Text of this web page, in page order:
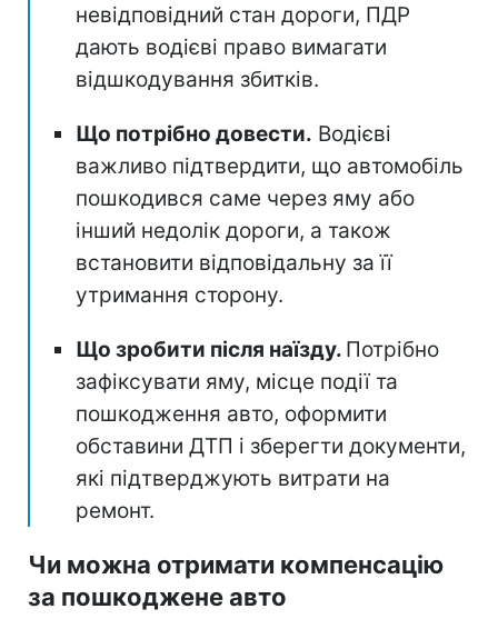
невідповідний стан дороги, ПДР
дають водієві право вимагати
відшкодування збитків.
Що потрібно довести. Водієві
важливо підтвердити, що автомобіль
пошкодився саме через яму або
інший недолік дороги, а також
встановити відповідальну за її
утримання сторону.
Що зробити після наїзду. Потрібно
зафіксувати яму, місце події та
пошкодження авто, оформити
обставини ДТП і зберегти документи,
які підтверджують витрати на
ремонт.
Чи можна отримати компенсацію
за пошкоджене авто